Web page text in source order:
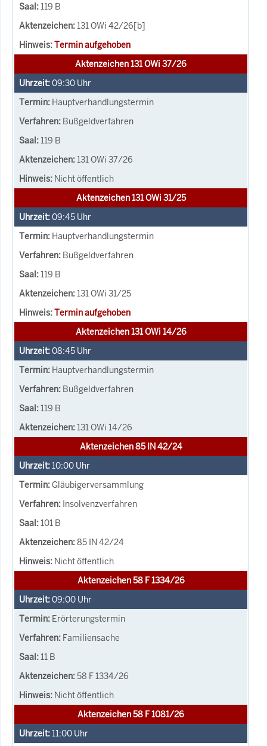
119 B
131 OWi 42/26[b]
Termin aufgehoben
Aktenzeichen 131 OWi 37/26
09:30 Uhr
Hauptverhandlungstermin
Bußgeldverfahren
119 B
131 OWi 37/26
Nicht öffentlich
Aktenzeichen 131 OWi 31/25
09:45 Uhr
Hauptverhandlungstermin
Bußgeldverfahren
119 B
131 OWi 31/25
Termin aufgehoben
Aktenzeichen 131 OWi 14/26
08:45 Uhr
Hauptverhandlungstermin
Bußgeldverfahren
119 B
131 OWi 14/26
Aktenzeichen 85 IN 42/24
10:00 Uhr
Gläubigerversammlung
Insolvenzverfahren
101 B
85 IN 42/24
Nicht öffentlich
Aktenzeichen 58 F 1334/26
09:00 Uhr
Erörterungstermin
Familiensache
11 B
58 F 1334/26
Nicht öffentlich
Aktenzeichen 58 F 1081/26
11:00 Uhr